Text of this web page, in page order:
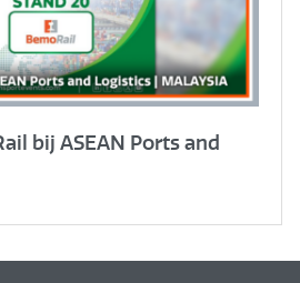
bij ASEAN Ports and